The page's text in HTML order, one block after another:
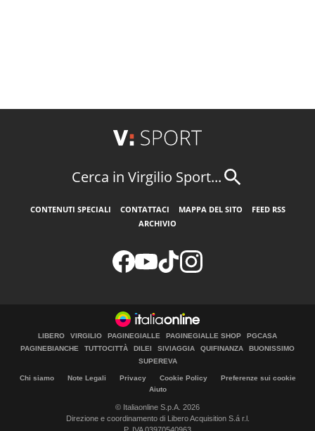
Cerca in Virgilio Sport...
CONTENUTI SPECIALI CONTATTACI MAPPA DEL SITO
FEED RSS
ARCHIVIO
LIBERO VIRGILIO PAGINEGIALLE PAGINEGIALLE SHOP
PGCASA
PAGINEBIANCHE
TUTTOCITTÀ DILEI SIVIAGGIA QUIFINANZA
BUONISSIMO
SUPEREVA
Chi siamo Note Legali Privacy Cookie Policy
Preferenze sui cookie
Aiuto
© Italiaonline S.p.A. 2026
Direzione e coordinamento di Libero Acquisition S.á r.l.